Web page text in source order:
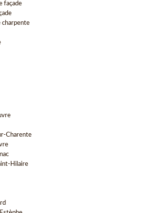
façade
charpente
Charente
Hilaire